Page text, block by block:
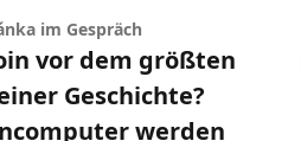
im Gespräch
vor dem größten
Geschichte?
werden